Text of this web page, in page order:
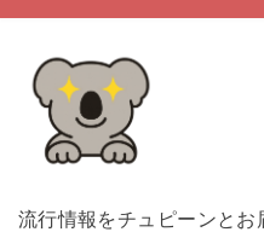
流行情報をチュピーンと